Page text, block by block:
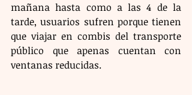
mañana hasta como a las 4 de la
tarde, usuarios sufren porque tienen
que viajar en combis del transporte
público que apenas cuentan con
ventanas reducidas.